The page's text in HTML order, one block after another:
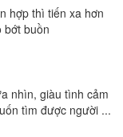
hợp thì tiến xa hơn
bớt buồn
nhìn, giàu tình cảm
tìm được người ...